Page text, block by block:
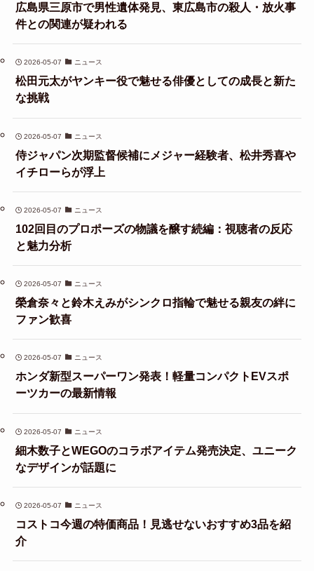
広島県三原市で男性遺体発見、東広島市の殺人・放火事
件との関連が疑われる
2026-05-07 ニュース
松田元太がヤンキー役で魅せる俳優としての成長と新た
な挑戦
2026-05-07 ニュース
侍ジャパン次期監督候補にメジャー経験者、松井秀喜や
イチローらが浮上
2026-05-07 ニュース
102回目のプロポーズの物議を醸す続編：視聴者の反応
と魅力分析
2026-05-07 ニュース
榮倉奈々と鈴木えみがシンクロ指輪で魅せる親友の絆に
ファン歓喜
2026-05-07 ニュース
ホンダ新型スーパーワン発表！軽量コンパクトEVスポ
ーツカーの最新情報
2026-05-07 ニュース
細木数子とWEGOのコラボアイテム発売決定、ユニーク
なデザインが話題に
2026-05-07 ニュース
コストコ今週の特価商品！見逃せないおすすめ3品を紹
介